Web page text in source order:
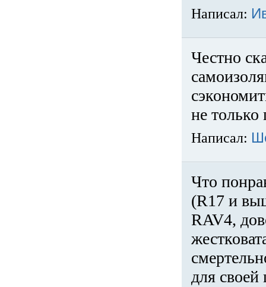
Написал:
Честно
не только
Написал:
Что
(R17 и
RAV4,
для